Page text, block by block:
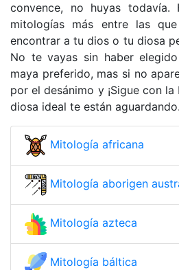
convence, no huyas todavía.
mitologías más entre las
encontrar a tu dios o tu diosa
No te vayas sin haber
maya preferido, mas si no
por el desánimo y ¡Sigue con
diosa ideal te están aguardando.
Mitología africana
Mitología aborigen
Mitología azteca
Mitología báltica